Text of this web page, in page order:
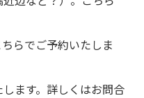
らでご予約いたしま
ます。詳しくはお問合